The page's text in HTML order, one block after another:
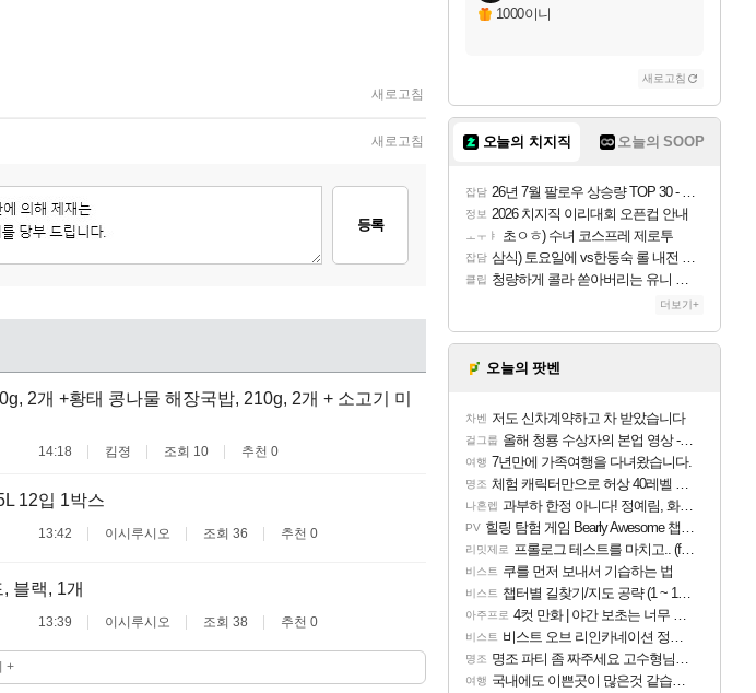
새로고침
새로고침
등록
2개 +황태 콩나물 해장국밥, 210g, 2개 + 소고기 미
14:18 킴졍 조회 10 추천 0
12입 1박스
13:42 이시루시오 조회 36 추천 0
블랙, 1개
13:39 이시루시오 조회 38 추천 0
+
1000이니
새로고침
오늘의 치지직 오늘의 SOOP
잡담 26년 7월 팔로우 상승량 TOP 30 - 월간 치지직
정보 2026 치지직 이리대회 오픈컵 안내
ㅗㅜㅑ 초ㅇㅎ) 수녀 코스프레 제로투
잡담 삼식) 토요일에 vs한동숙 롤 내전 예정
클립 청량하게 콜라 쏟아버리는 유니 ㅋㅋㅋ
더보기+
오늘의 팟벤
차벤 저도 신차계약하고 차 받았습니다
걸그룹 올해 청룡 수상자의 본업 영상 - 스테이씨 윤
여행 7년만에 가족여행을 다녀왔습니다.
명조 체험 캐릭터만으로 허상 40레벨 하이와티아 5분 컷!｜에이메스·린네·모니에 명함
나혼렙 과부하 한정 아니다! 정예림, 화속성 서포터 세대 교체
PV 힐링 탐험 게임 Bearly Awesome 챕터 1 트레일러
리밋제로 프롤로그 테스트를 마치고.. (feat. 리아)
비스트 쿠를 먼저 보내서 기습하는 법
비스트 챕터별 길찾기/지도 공략 (1 ~ 12장)
아주프로 4컷 만화 | 야간 보초는 너무 힘들어
비스트 비스트 오브 리인카네이션 정보/공략글 모음
명조 명조 파티 좀 짜주세요 고수형님들…
여행 국내에도 이쁜곳이 많은것 같습니다